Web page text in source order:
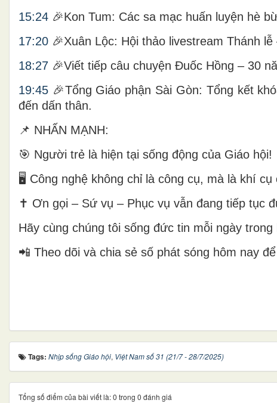
15:24 🎉Kon Tum: Các sa mạc huấn luyện hè
17:20 🎉Xuân Lộc: Hội thảo livestream Thánh
18:27 🎉Viết tiếp câu chuyện Đuốc Hồng – 30
19:45 🎉Tổng Giáo phận Sài Gòn: Tổng kết
đến dấn thân.
📌 NHẤN MẠNH:
🎯 Người trẻ là hiện tại sống động của Giáo hội!
🖥️ Công nghệ không chỉ là công cụ, mà là khí cụ
✝️ Ơn gọi – Sứ vụ – Phục vụ vẫn đang tiếp tục
Hãy cùng chúng tôi sống đức tin mỗi ngày
📲 Theo dõi và chia sẻ số phát sóng hôm nay
Tags: Nhịp sống Giáo hội, Việt Nam số 31 (21/7 - 28/7/2025)
Tổng số điểm của bài viết là: 0 trong 0 đánh giá